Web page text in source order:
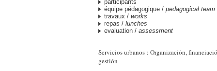
participants
équipe pédagogique / pedagogical team
travaux / works
repas / lunches
evaluation / assessment
Servicios urbanos : Organización,
gestión